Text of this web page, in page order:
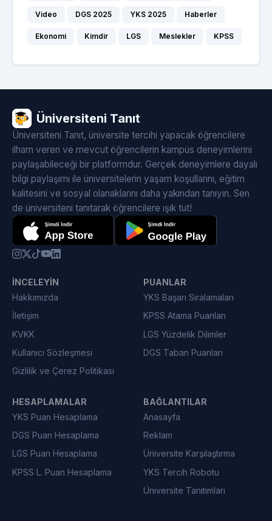
Video DGS 2025 YKS 2025 Haberler
Ekonomi Kimdir LGS Meslekler KPSS
Üniversiteni Tanıt
Üniversiteni Tanıt, üniversite tercihi yapacak öğrencilere
ilham veren ve mevcut öğrencilerin kampüs deneyimlerini
paylaşabileceği bir platformdur. Gerçek deneyimlere dayalı
bilgi paylaşımı ile üniversitelerin yaşam koşullarını, eğitim
kalitesini ve sosyal olanaklarını daha yakından tanıyın. Sen
de üniversiteni tanıtarak öğrencilere ışık tut!
İNCELEYIN
Hakkımızda
İletişim
KVKK
Kullanıcı Sözleşmesi
Gizlilik ve Çerez Politikası
PUANLAR
YKS Başarı Sıralamaları
KPSS Atama Puanları
LGS Yüzdelik Dilimler
DGS Taban Puanları
HESAPLAMALAR
YKS Puan Hesaplama
DGS Puan Hesaplama
LGS Puan Hesaplama
KPSS L. Puan Hesaplama
BAĞLANTILAR
Anasayfa
Reklam
Üniversite Karşılaştırma
YKS Tercih Robotu
Üniversite Tanıtımları